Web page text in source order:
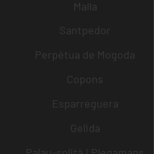
Malla
Santpedor
Perpètua de Mogoda
Copons
Esparreguera
Gelida